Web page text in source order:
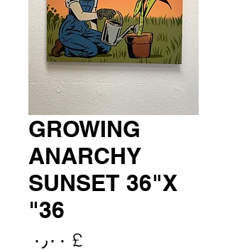
GROWING
ANARCHY
SUNSET 36"X
36"
£ ۰٫۰۰